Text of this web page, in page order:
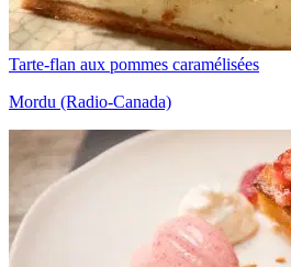
Tarte-flan aux pommes caramélisées
Mordu (Radio-Canada)